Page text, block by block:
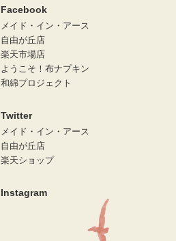
Facebook
メイド・イン・アース
自由が丘店
楽天市場店
ようこそ！布ナプキン
和綿プロジェクト
Twitter
メイド・イン・アース
自由が丘店
楽天ショップ
Instagram